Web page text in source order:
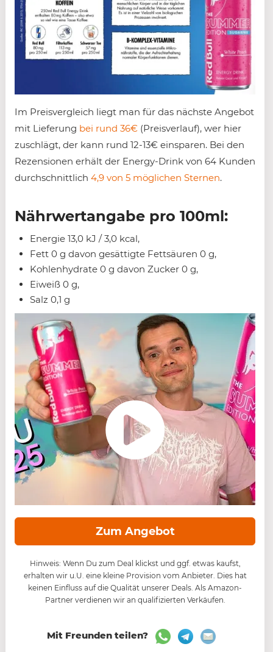
Im Preisvergleich liegt man für das nächste Angebot
mit Lieferung bei rund 36€ (Preisverlauf), wer hier
zuschlägt, der kann rund 12-13€ einsparen. Bei den
Rezensionen erhält der Energy-Drink von 64 Kunden
durchschnittlich 4,9 von 5 möglichen Sternen.
Nährwertangabe pro 100ml:
Energie 13,0 kJ / 3,0 kcal,
Fett 0 g davon gesättigte Fettsäuren 0 g,
Kohlenhydrate 0 g davon Zucker 0 g,
Eiweiß 0 g,
Salz 0,1 g
Zum Angebot
Hinweis: Wenn Du zum Deal klickst und ggf. etwas kaufst,
erhalten wir u.U. eine kleine Provision vom Anbieter. Dies hat
keinen Einfluss auf die Qualität unserer Deals. Als Amazon-
Partner verdienen wir an qualifizierten Verkäufen.
Mit Freunden teilen?